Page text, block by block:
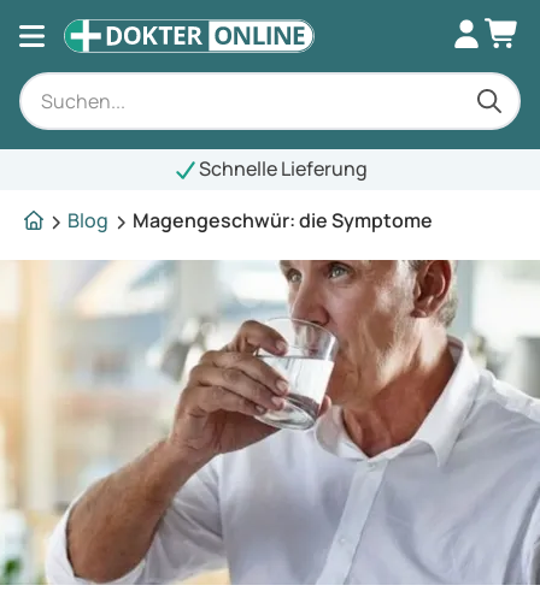
Schnelle Lieferung
Blog
Magengeschwür: die Symptome